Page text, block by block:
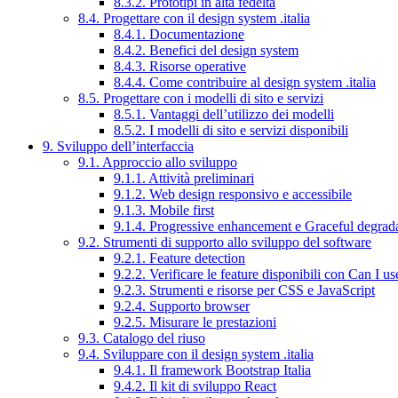
8.4. Progettare con il design system .italia
8.4.1. Documentazione
8.4.2. Benefici del design system
8.4.3. Risorse operative
8.4.4. Come contribuire al design system .italia
8.5. Progettare con i modelli di sito e servizi
8.5.1. Vantaggi dell’utilizzo dei modelli
8.5.2. I modelli di sito e servizi disponibili
9. Sviluppo dell’interfaccia
9.1. Approccio allo sviluppo
9.1.1. Attività preliminari
9.1.2. Web design responsivo e accessibile
9.1.3. Mobile first
9.1.4. Progressive enhancement e Graceful
9.2. Strumenti di supporto allo sviluppo del software
9.2.1. Feature detection
9.2.2. Verificare le feature disponibili con Can I
9.2.3. Strumenti e risorse per CSS e JavaScript
9.2.4. Supporto browser
9.2.5. Misurare le prestazioni
9.3. Catalogo del riuso
9.4. Sviluppare con il design system .italia
9.4.1. Il framework Bootstrap Italia
9.4.2. Il kit di sviluppo React